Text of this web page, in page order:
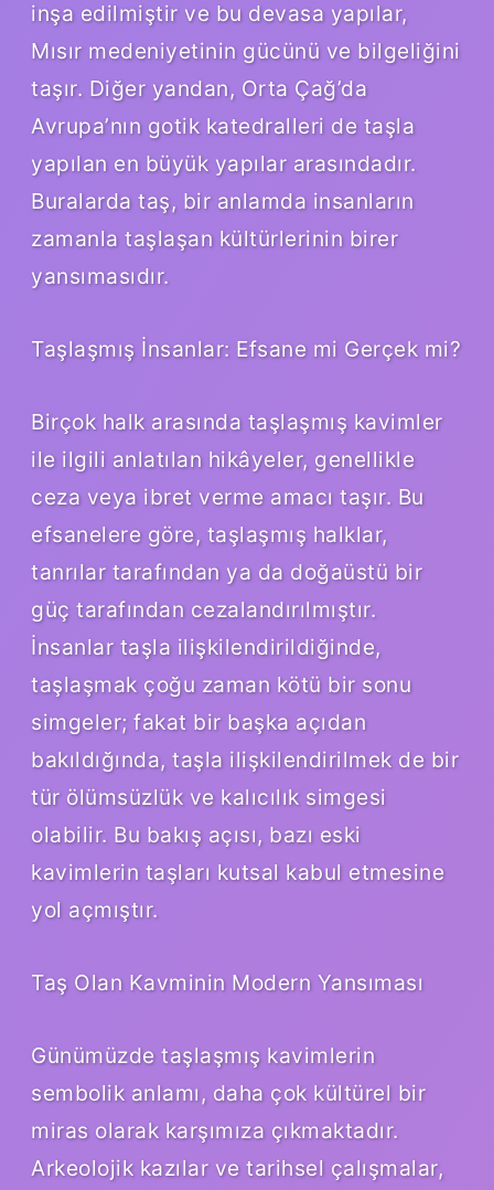
inşa edilmiştir ve bu devasa yapılar,
Mısır medeniyetinin gücünü ve bilgeliğini
taşır. Diğer yandan, Orta Çağ’da
Avrupa’nın gotik katedralleri de taşla
yapılan en büyük yapılar arasındadır.
Buralarda taş, bir anlamda insanların
zamanla taşlaşan kültürlerinin birer
yansımasıdır.
Taşlaşmış İnsanlar: Efsane mi Gerçek mi?
Birçok halk arasında taşlaşmış kavimler
ile ilgili anlatılan hikâyeler, genellikle
ceza veya ibret verme amacı taşır. Bu
efsanelere göre, taşlaşmış halklar,
tanrılar tarafından ya da doğaüstü bir
güç tarafından cezalandırılmıştır.
İnsanlar taşla ilişkilendirildiğinde,
taşlaşmak çoğu zaman kötü bir sonu
simgeler; fakat bir başka açıdan
bakıldığında, taşla ilişkilendirilmek de bir
tür ölümsüzlük ve kalıcılık simgesi
olabilir. Bu bakış açısı, bazı eski
kavimlerin taşları kutsal kabul etmesine
yol açmıştır.
Taş Olan Kavminin Modern Yansıması
Günümüzde taşlaşmış kavimlerin
sembolik anlamı, daha çok kültürel bir
miras olarak karşımıza çıkmaktadır.
Arkeolojik kazılar ve tarihsel çalışmalar,